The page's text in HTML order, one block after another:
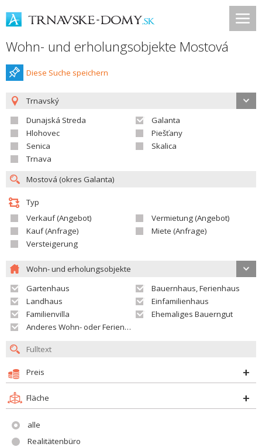
Wohn- und erholungsobjekte Mostová
Diese Suche speichern
Trnavský
Dunajská Streda
Galanta
Hlohovec
Piešťany
Senica
Skalica
Trnava
Typ
Verkauf (Angebot)
Vermietung (Angebot)
Kauf (Anfrage)
Miete (Anfrage)
Versteigerung
Wohn- und erholungsobjekte
Gartenhaus
Bauernhaus, Ferienhaus
Landhaus
Einfamilienhaus
Familienvilla
Ehemaliges Bauerngut
Anderes Wohn- oder Ferienobjekt
Preis
Fläche
alle
Realitätenbüro